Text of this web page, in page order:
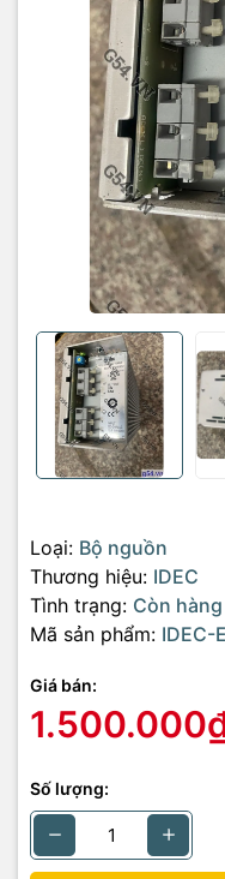
Loại: Bộ nguồn
Thương hiệu: IDEC
Tình trạng: Còn hàng
Mã sản phẩm: IDEC-
Giá bán:
Số lượng: